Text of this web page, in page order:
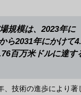
規模は、2023年に
ら2031年にかけて
百万米ドルに達す
、技術の進歩により著